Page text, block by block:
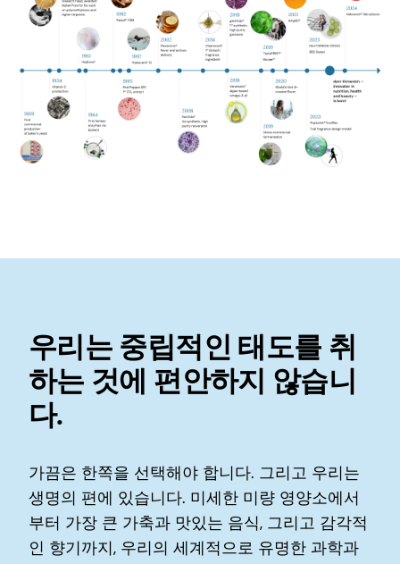
우리는 중립적인 태도를 취
하는 것에 편안하지 않습니
다.
가끔은 한쪽을 선택해야 합니다. 그리고 우리는
생명의 편에 있습니다. 미세한 미량 영양소에서
부터 가장 큰 가축과 맛있는 음식, 그리고 감각적
인 향기까지, 우리의 세계적으로 유명한 과학과